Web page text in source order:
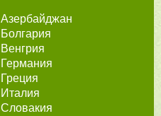
Азербайджан
Болгария
Венгрия
Германия
Греция
Италия
Словакия